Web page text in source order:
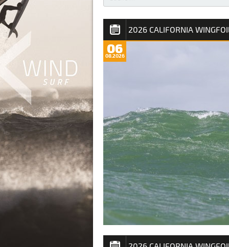
AKTUELLES – WINDSURFEN
2026 CALIFORNIA
06
08.2026